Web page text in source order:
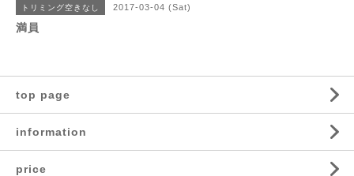
トリミング空きなし 2017-03-04 (Sat)
満員
top page
information
price